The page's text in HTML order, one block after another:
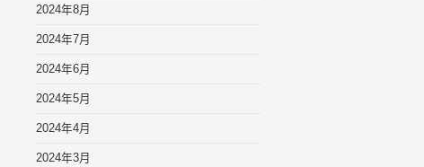
2024年8月
2024年7月
2024年6月
2024年5月
2024年4月
2024年3月